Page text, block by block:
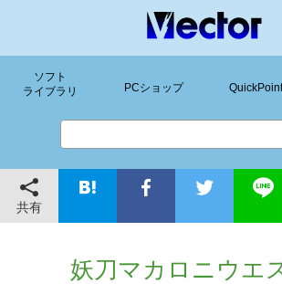
ソフト
ライブラリ
PCショップ QuickPoint
共有
妖刀マカロニウエ